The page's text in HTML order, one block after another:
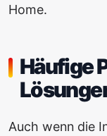
Home.
Häufige
Auch wenn die